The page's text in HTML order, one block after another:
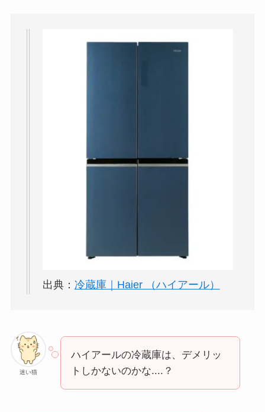
出典： 冷蔵庫｜Haier （ハイアール）
迷い猫
ハイアールの冷蔵庫は、デメリッ
トしかないのかな....？